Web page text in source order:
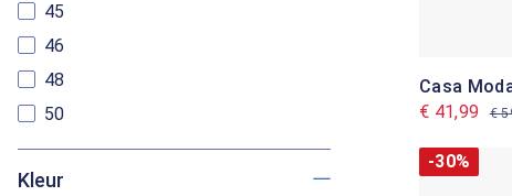
45
46
48
50
Kleur
Casa
€ 41,99
€
-30%